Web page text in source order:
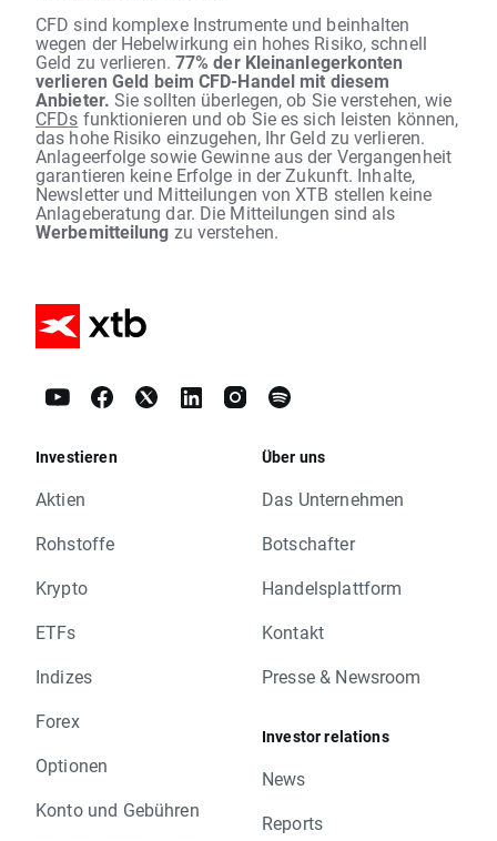
CFD sind komplexe Instrumente und beinhalten
wegen der Hebelwirkung ein hohes Risiko, schnell
Geld zu verlieren. 77% der Kleinanlegerkonten
verlieren Geld beim CFD-Handel mit diesem
Anbieter. Sie sollten überlegen, ob Sie verstehen, wie
CFDs funktionieren und ob Sie es sich leisten können,
das hohe Risiko einzugehen, Ihr Geld zu verlieren.
Anlageerfolge sowie Gewinne aus der Vergangenheit
garantieren keine Erfolge in der Zukunft. Inhalte,
Newsletter und Mitteilungen von XTB stellen keine
Anlageberatung dar. Die Mitteilungen sind als
Werbemitteilung zu verstehen.
Investieren
Aktien
Rohstoffe
Krypto
ETFs
Indizes
Forex
Optionen
Konto und Gebühren
Über uns
Das Unternehmen
Botschafter
Handelsplattform
Kontakt
Presse & Newsroom
Investor relations
News
Reports